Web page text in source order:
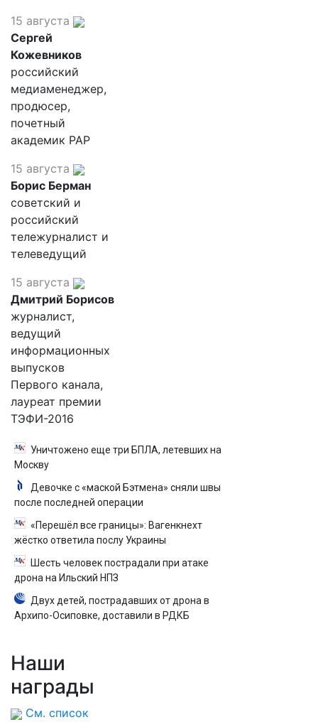
15 августа
Сергей
Кожевников
российский
медиаменеджер,
продюсер,
почетный
академик РАР
15 августа
Борис Берман
советский и
российский
тележурналист и
телеведущий
15 августа
Дмитрий Борисов
журналист,
ведущий
информационных
выпусков
Первого канала,
лауреат премии
ТЭФИ-2016
Уничтожено еще три БПЛА, летевших на
Москву
Девочке с «маской Бэтмена» сняли швы
после последней операции
«Перешёл все границы»: Вагенкнехт
жёстко ответила послу Украины
Шесть человек пострадали при атаке
дрона на Ильский НПЗ
Двух детей, пострадавших от дрона в
Архипо-Осиповке, доставили в РДКБ
Наши
награды
См. список